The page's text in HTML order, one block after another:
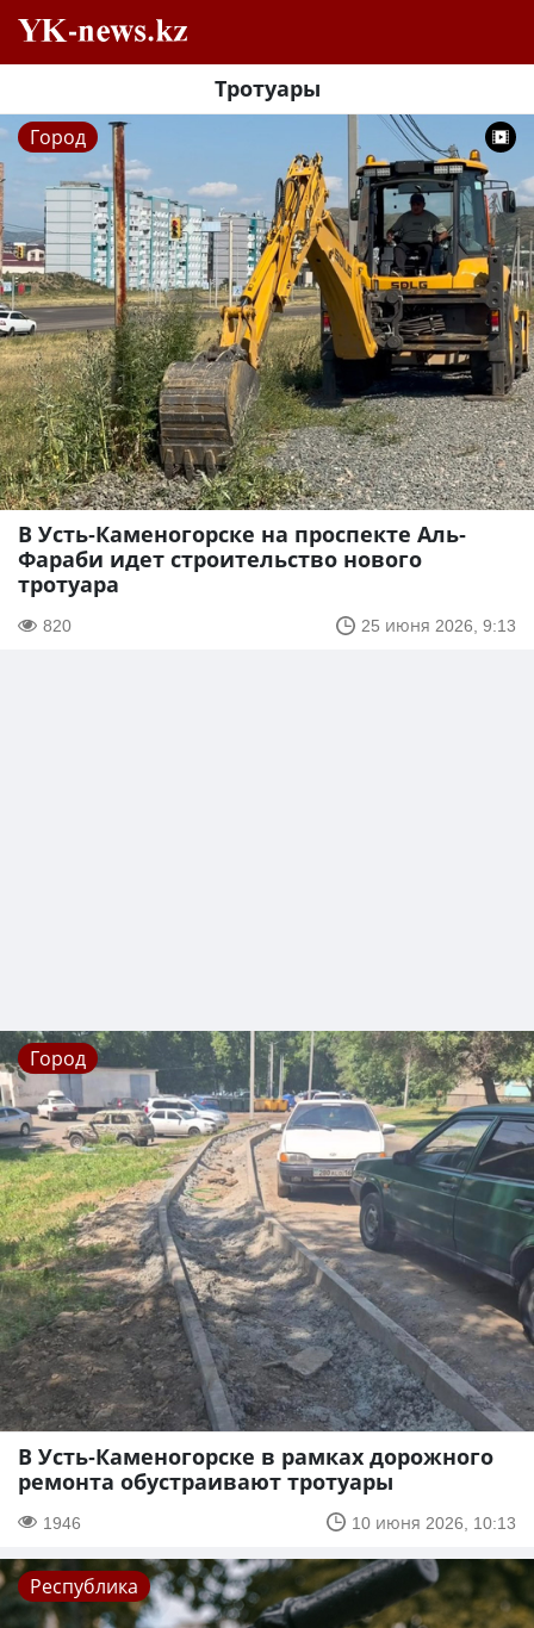
Тротуары
Город
В Усть-Каменогорске на проспекте Аль-
Фараби идет строительство нового
тротуара
820 25 июня 2026, 9:13
Город
В Усть-Каменогорске в рамках дорожного
ремонта обустраивают тротуары
1946 10 июня 2026, 10:13
Республика